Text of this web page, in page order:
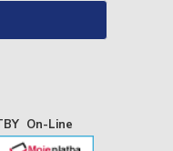
On-Line